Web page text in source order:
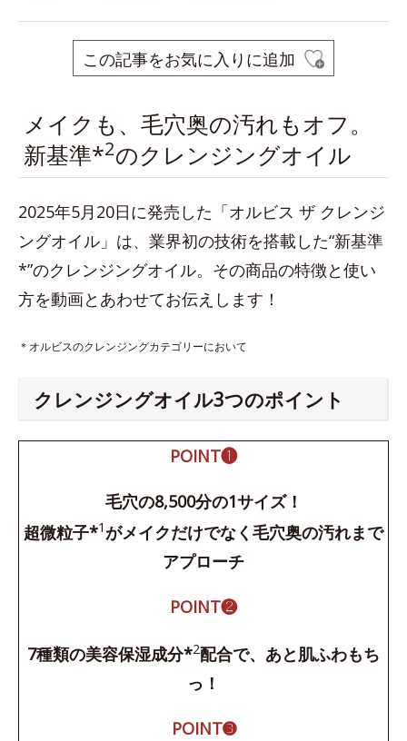
この記事をお気に入りに追加
メイクも、毛穴奥の汚れもオフ。
新基準*2のクレンジングオイル
2025年5月20日に発売した「オルビス ザ クレンジ
ングオイル」は、業界初の技術を搭載した“新基準
*”のクレンジングオイル。その商品の特徴と使い
方を動画とあわせてお伝えします！
＊オルビスのクレンジングカテゴリーにおいて
クレンジングオイル3つのポイント
POINT❶
毛穴の8,500分の1サイズ！
超微粒子*1 がメイクだけでなく毛穴奥の汚れまで
アプローチ
POINT❷
7種類の美容保湿成分*2配合で、あと肌ふわもち
っ！
POINT➌